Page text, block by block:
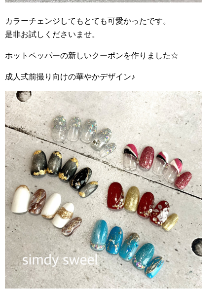
カラーチェンジしてもとても可愛かったです。
是非お試しくださいませ。
ホットペッパーの新しいクーポンを作りました☆
成人式前撮り向けの華やかデザイン♪